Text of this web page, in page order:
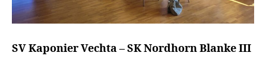
SV Kaponier Vechta – SK Nordhorn Blanke III